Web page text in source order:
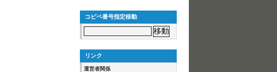
コピペ番号指定移動
リンク
運営者関係